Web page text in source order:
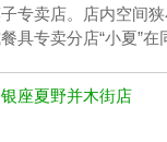
专卖店。店内空间
具专卖分店“小夏”在
银座夏野并木街店